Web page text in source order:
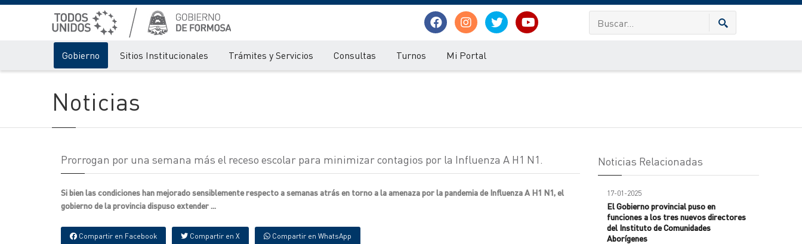
Gobierno Sitios Institucionales Trámites y Servicios Consultas Turnos Mi Portal
Noticias
Prorrogan por una semana más el receso escolar para minimizar contagios por la Influenza A H1 N1.
Si bien las condiciones han mejorado sensiblemente respecto a semanas atrás en torno a la amenaza por la pandemia de Influenza A H1 N1, el
gobierno de la provincia dispuso extender ...
Compartir en Facebook Compartir en X Compartir en WhatsApp
Noticias Relacionadas
17-01-2025
El Gobierno provincial puso en
funciones a los tres nuevos directores
del Instituto de Comunidades
Aborígenes